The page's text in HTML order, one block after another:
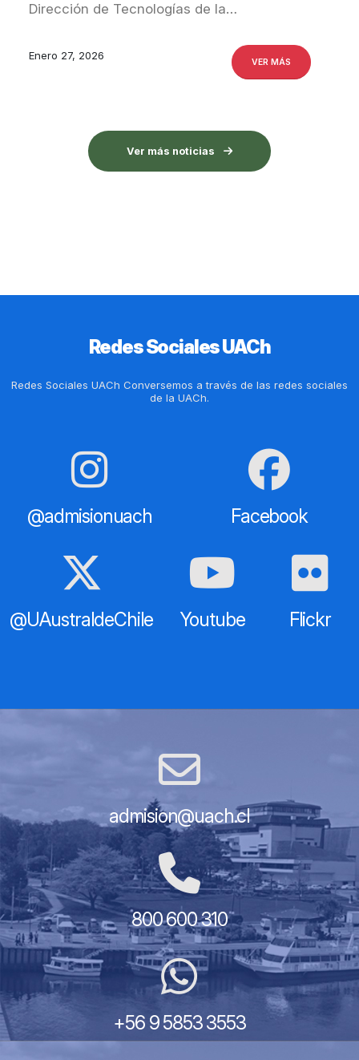
Dirección de Tecnologías de la…
Enero 27, 2026
VER MÁS
Ver más noticias
Redes Sociales UACh
Redes Sociales UACh Conversemos a través de las redes sociales
de la UACh.
@admisionuach Facebook
@UAustraldeChile Youtube Flickr
admision@uach.cl
800 600 310
+56 9 5853 3553